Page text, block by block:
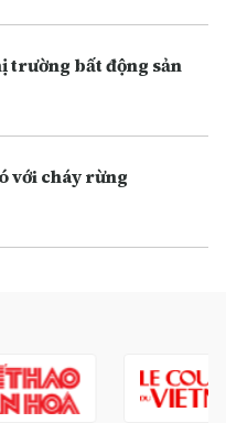
trường bất động sản
với cháy rừng